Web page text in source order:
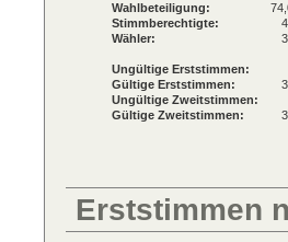
Wahlbeteiligung:
Stimmberechtigte:
Wähler:
Ungültige Erststimmen:
Gültige Erststimmen:
Ungültige Zweitstimmen:
Gültige Zweitstimmen:
Erststimmen